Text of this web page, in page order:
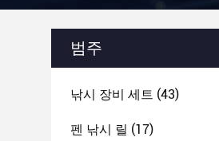
범주
낚시 장비 세트 (43)
펜 낚시 릴 (17)